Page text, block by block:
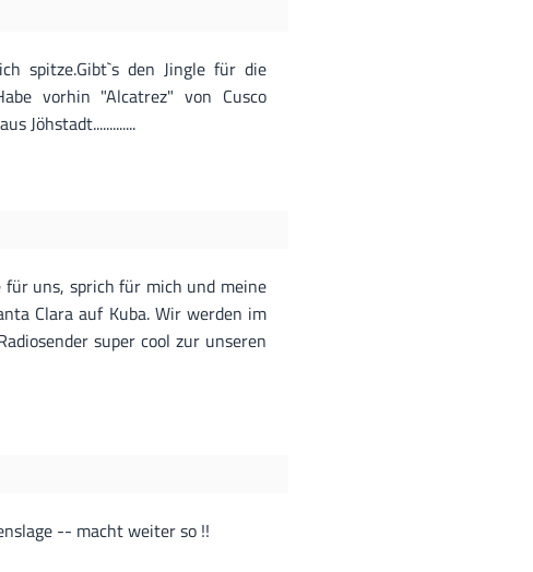
spitze.Gibt`s den Jingle für die
vorhin "Alcatrez" von Cusco
Jöhstadt.............
für uns, sprich für mich und meine
Clara auf Kuba. Wir werden im
super cool zur unseren
-- macht weiter so !!